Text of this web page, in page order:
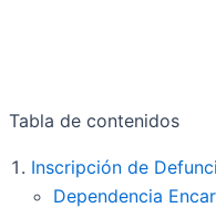
Tabla de contenidos
Inscripción de
Dependencia